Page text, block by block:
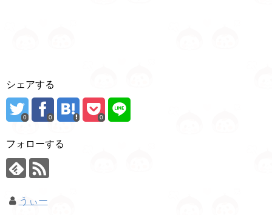
シェアする
0 0 0
フォローする
うぃー